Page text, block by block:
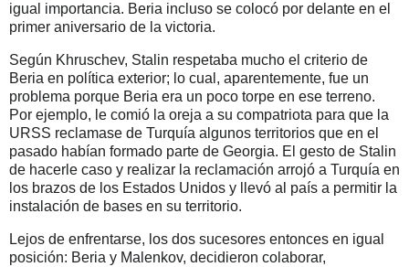
igual importancia. Beria incluso se colocó por delante en el
primer aniversario de la victoria.
Según Khruschev, Stalin respetaba mucho el criterio de
Beria en política exterior; lo cual, aparentemente, fue un
problema porque Beria era un poco torpe en ese terreno.
Por ejemplo, le comió la oreja a su compatriota para que la
URSS reclamase de Turquía algunos territorios que en el
pasado habían formado parte de Georgia. El gesto de Stalin
de hacerle caso y realizar la reclamación arrojó a Turquía en
los brazos de los Estados Unidos y llevó al país a permitir la
instalación de bases en su territorio.
Lejos de enfrentarse, los dos sucesores entonces en igual
posición: Beria y Malenkov, decidieron colaborar,